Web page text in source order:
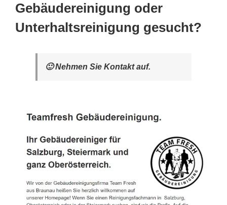
Gebäudereinigung oder
Unterhaltsreinigung gesucht?
🙂 Nehmen Sie Kontakt auf.